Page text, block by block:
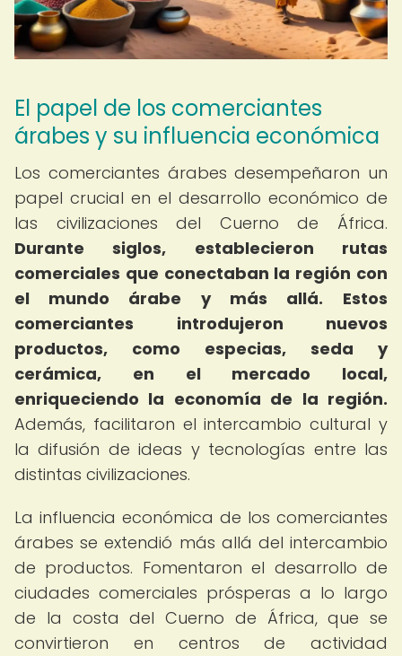
El papel de los comerciantes
árabes y su influencia económica
Los comerciantes árabes desempeñaron un
papel crucial en el desarrollo económico de
las civilizaciones del Cuerno de África.
Durante siglos, establecieron rutas
comerciales que conectaban la región con
el mundo árabe y más allá.
Estos
comerciantes introdujeron nuevos
productos, como especias, seda y
cerámica, en el mercado local,
enriqueciendo la economía de la región.
Además, facilitaron el intercambio cultural y
la difusión de ideas y tecnologías entre las
distintas civilizaciones.
La influencia económica de los comerciantes
árabes se extendió más allá del intercambio
de productos. Fomentaron el desarrollo de
ciudades comerciales prósperas a lo largo
de la costa del Cuerno de África, que se
convirtieron en centros de actividad